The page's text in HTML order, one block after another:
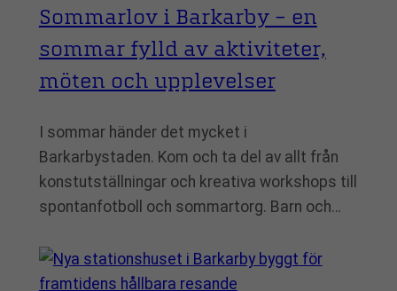
Sommarlov i Barkarby – en
sommar fylld av aktiviteter,
möten och upplevelser
I sommar händer det mycket i
Barkarbystaden. Kom och ta del av allt från
konstutställningar och kreativa workshops till
spontanfotboll och sommartorg. Barn och…